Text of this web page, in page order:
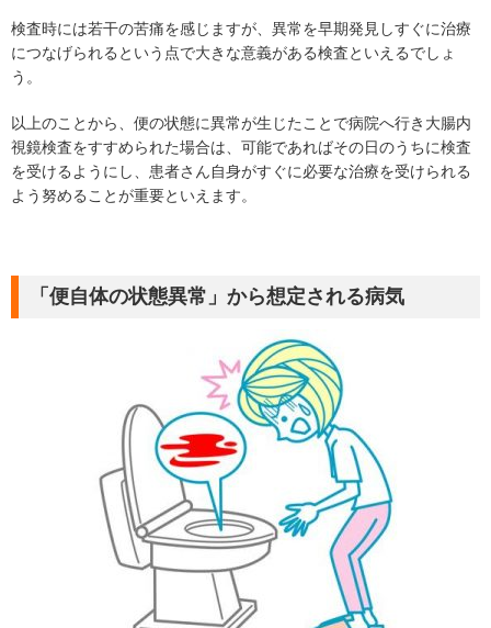
検査時には若干の苦痛を感じますが、異常を早期発見しすぐに治療
につなげられるという点で大きな意義がある検査といえるでしょ
う。
以上のことから、便の状態に異常が生じたことで病院へ行き大腸内
視鏡検査をすすめられた場合は、可能であればその日のうちに検査
を受けるようにし、患者さん自身がすぐに必要な治療を受けられる
よう努めることが重要といえます。
「便自体の状態異常」から想定される病気